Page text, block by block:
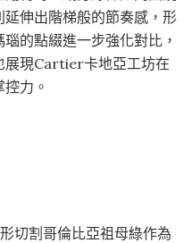
伸出階梯般的節奏感，形
的點綴進一步強化對比，
展現Cartier卡地亞工坊在
力。
切割哥倫比亞祖母綠作為